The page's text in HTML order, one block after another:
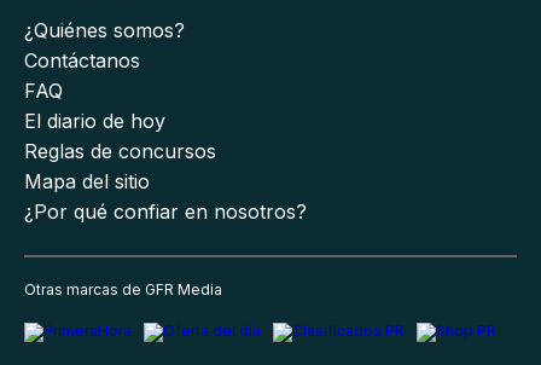
¿Quiénes somos?
Contáctanos
FAQ
El diario de hoy
Reglas de concursos
Mapa del sitio
¿Por qué confiar en nosotros?
Otras marcas de GFR Media